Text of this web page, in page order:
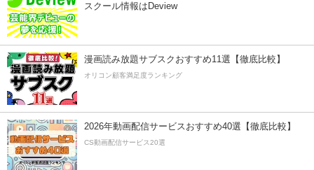
スクール情報はDeview
漫画読み放題サブスクおすすめ11選【徹底比較】
オリコン顧客満足度ランキング
2026年動画配信サービスおすすめ40選【徹底比較】
CS動画配信サービス20選